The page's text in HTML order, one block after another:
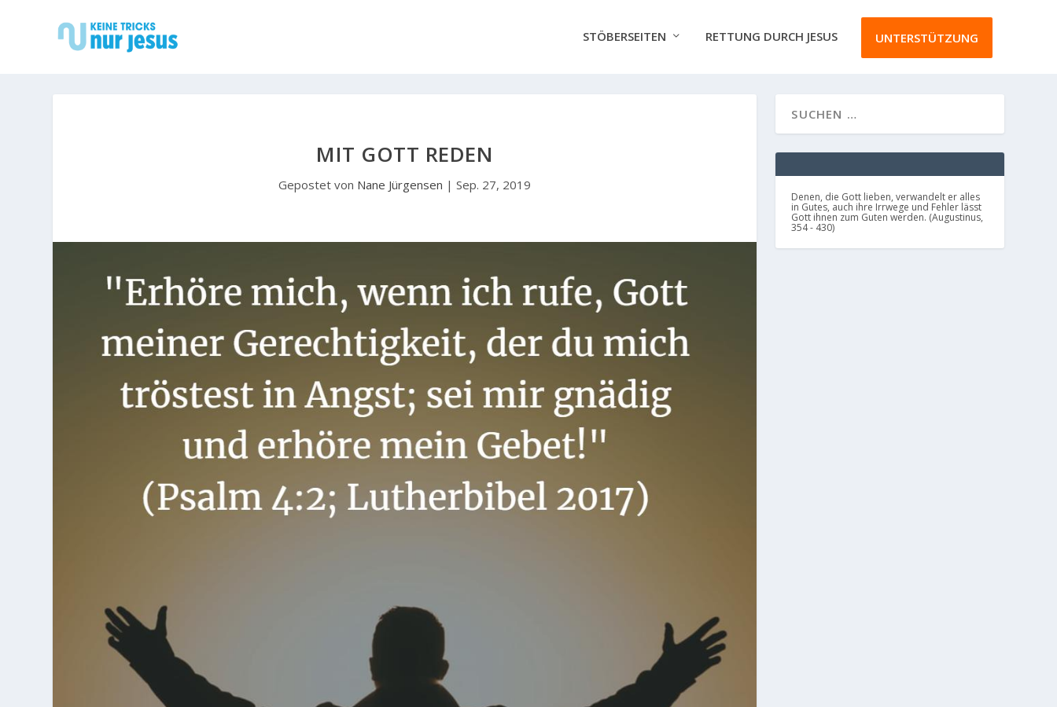
STÖBERSEITEN RETTUNG DURCH JESUS UNTERSTÜTZUNG
MIT GOTT REDEN
Gepostet von Nane Jürgensen |Sep. 27, 2019
Denen, die Gott lieben, verwandelt er alles
in Gutes, auch ihre Irrwege und Fehler lässt
Gott ihnen zum Guten werden. (Augustinus,
354 - 430)